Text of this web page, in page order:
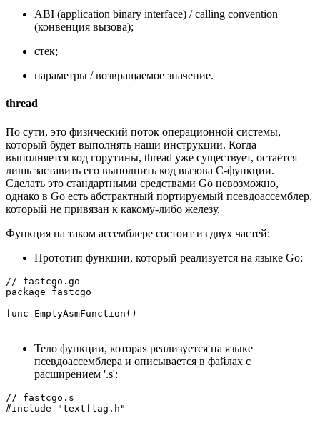
ABI (application binary interface) / calling convention
(конвенция вызова);
стек;
параметры / возвращаемое значение.
thread
По сути, это физический поток операционной системы,
который будет выполнять наши инструкции. Когда
выполняется код горутины, thread уже существует, остаётся
лишь заставить его выполнить код вызова C-функции.
Сделать это стандартными средствами Go невозможно,
однако в Go есть абстрактный портируемый псевдоассемблер,
который не привязан к какому-либо железу.
Функция на таком ассемблере состоит из двух частей:
Прототип функции, который реализуется на языке Go:
// fastcgo.go
package fastcgo
func EmptyAsmFunction()
Тело функции, которая реализуется на языке
псевдоассемблера и описывается в файлах с
расширением '.s':
// fastcgo.s
#include "textflag.h"